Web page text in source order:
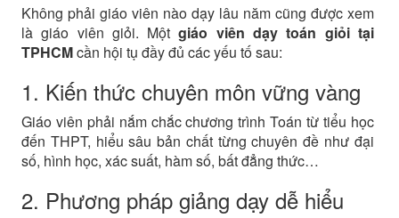
Không phải giáo viên nào dạy lâu năm cũng được xem
là giáo viên giỏi. Mộtgiáo viên dạy toán giỏi tại
TPHCMcần hội tụ đầy đủ các yếu tố sau:
1. Kiến thức chuyên môn vững vàng
Giáo viên phải nắm chắc chương trình Toán từ tiểu học
đến THPT, hiểu sâu bản chất từng chuyên đề như đại
số, hình học, xác suất, hàm số, bất đẳng thức…
2. Phương pháp giảng dạy dễ hiểu